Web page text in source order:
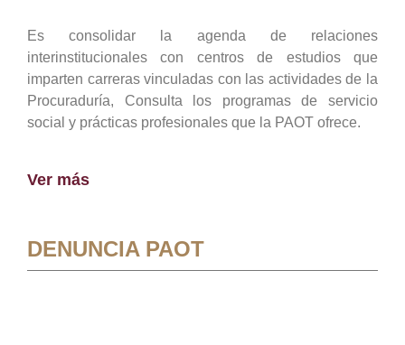
Es consolidar la agenda de relaciones
interinstitucionales con centros de estudios que
imparten carreras vinculadas con las actividades de la
Procuraduría, Consulta los programas de servicio
social y prácticas profesionales que la PAOT ofrece.
Ver más
DENUNCIA PAOT